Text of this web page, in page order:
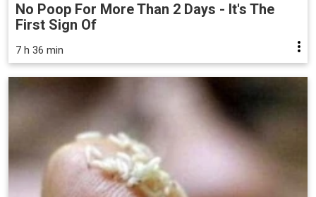
No Poop For More Than 2 Days - It's The
First Sign Of
7 h 36 min